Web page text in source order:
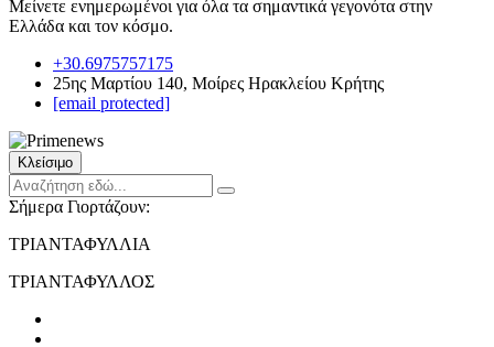
Μείνετε ενημερωμένοι για όλα τα σημαντικά γεγονότα στην
Ελλάδα και τον κόσμο.
+30.6975757175
25ης Μαρτίου 140, Μοίρες Ηρακλείου Κρήτης
[email protected]
Κλείσιμο
Σήμερα Γιορτάζουν:
ΤΡΙΑΝΤΑΦΥΛΛΙΑ
ΤΡΙΑΝΤΑΦΥΛΛΟΣ